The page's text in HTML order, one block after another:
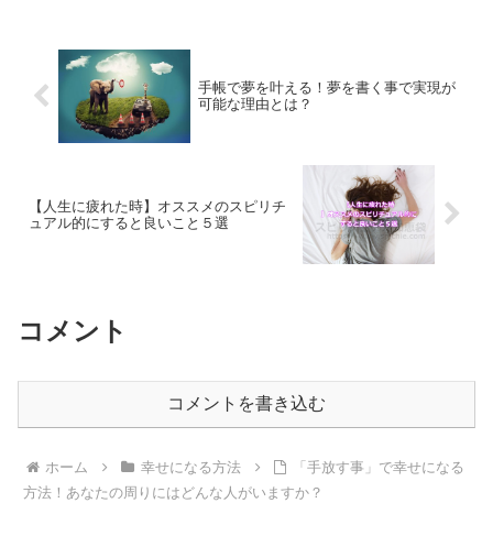
手帳で夢を叶える！夢を書く事で実現が
可能な理由とは？
【人生に疲れた時】オススメのスピリチ
ュアル的にすると良いこと５選
コメント
コメントを書き込む
ホーム 幸せになる方法
「手放す事」で幸せになる
方法！あなたの周りにはどんな人がいますか？